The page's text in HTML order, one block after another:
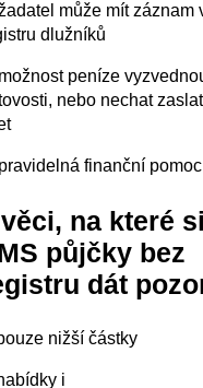
může mít záznam
dlužníků
peníze
nebo nechat
finanční pomoc
na které
půjčky bez
dát
nižší částky
i